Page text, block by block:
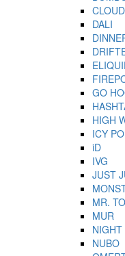
DALI
GO
HIGH
ICY
iD
IVG
JUST
MR.
MUR
NUBO